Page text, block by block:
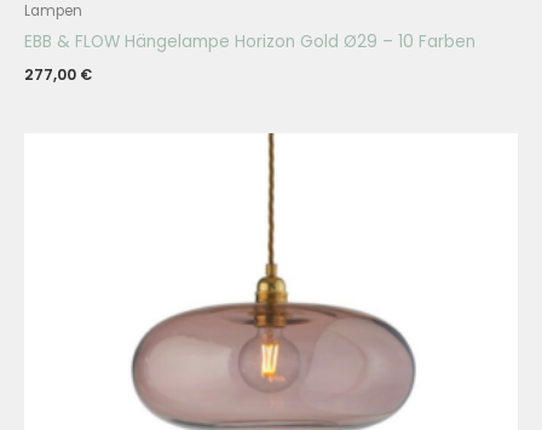
Lampen
EBB & FLOW Hängelampe Horizon Gold Ø29 – 10 Farben
277,00 €